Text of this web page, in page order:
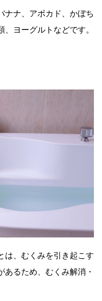
ナナ、アボカド、かぼち
ヨーグルトなどです。
は、むくみを引き起こす
あるため、むくみ解消・